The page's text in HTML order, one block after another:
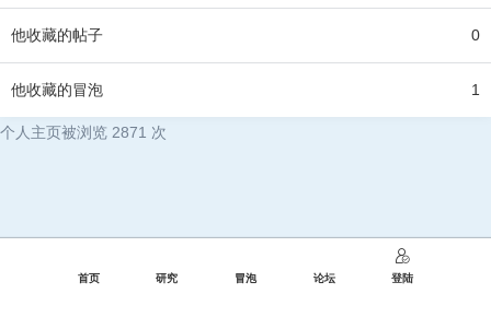
他收藏的帖子 0
他收藏的冒泡 1
个人主页被浏览 2871 次
首页 研究 冒泡 论坛 登陆